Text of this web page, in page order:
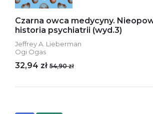
Czarna owca medycyny.
historia psychiatrii (wyd.3)
Jeffrey A. Lieberman
Ogi Ogas
32,94 zł 54,90 zł